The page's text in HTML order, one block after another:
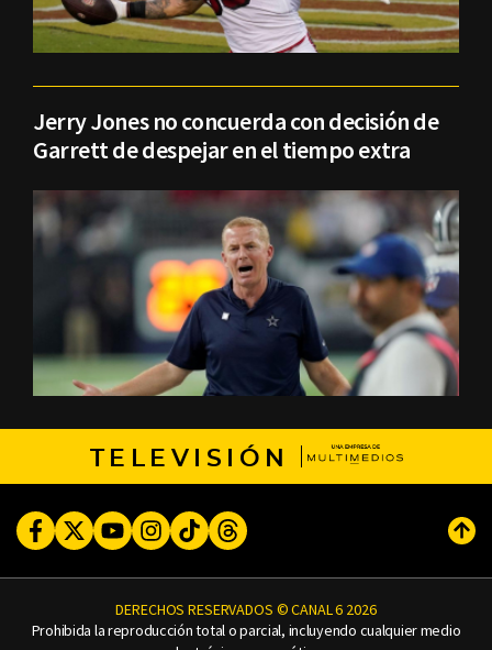
Jerry Jones no concuerda con decisión de
Garrett de despejar en el tiempo extra
TELEVISIÓN
FacebookTwitterYoutubeInstagram
TikTokThreads
DERECHOS RESERVADOS © CANAL 6 2026
Prohibida la reproducción total o parcial, incluyendo cualquier medio